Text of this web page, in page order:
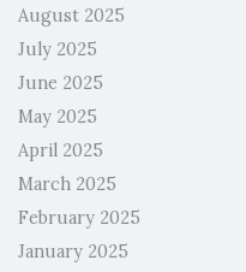
August 2025
July 2025
June 2025
May 2025
April 2025
March 2025
February 2025
January 2025